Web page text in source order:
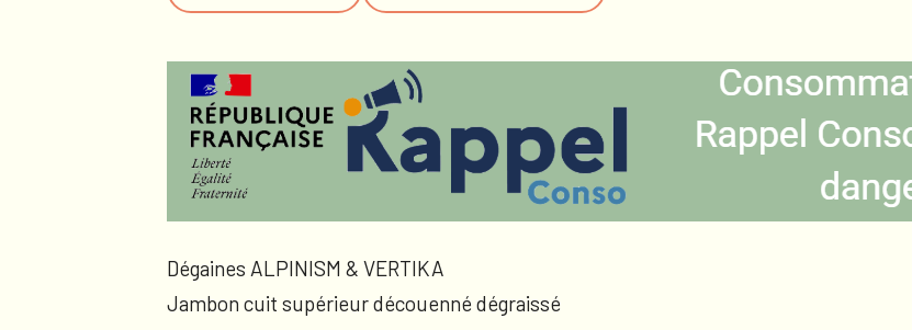
Dégaines ALPINISM & VERTIKA
Jambon cuit supérieur découenné dégraissé